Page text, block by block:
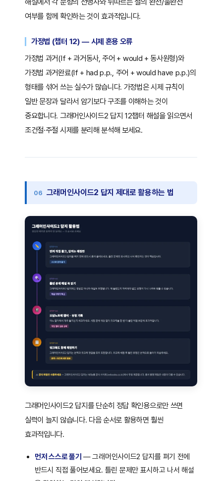
해설에서 각 문항의 선행사와 뒤따르는 절의 완전/불완전
여부를 함께 확인하는 것이 효과적입니다.
가정법 (챕터 12) — 시제 혼용 오류
가정법 과거(If + 과거동사, 주어 + would + 동사원형)와
가정법 과거완료(If + had p.p., 주어 + would have p.p.)의
형태를 섞어 쓰는 실수가 많습니다. 가정법은 시제 규칙이
일반 문장과 달라서 암기보다 구조를 이해하는 것이
중요합니다. 그래머인사이드2 답지 12챕터 해설을 읽으면서
조건절·주절 시제를 분리해 분석해 보세요.
그래머인사이드2 답지 제대로 활용하는 법
그래머인사이드2 답지를 단순히 정답 확인용으로만 쓰면
실력이 늘지 않습니다. 다음 순서로 활용하면 훨씬
효과적입니다.
먼저 스스로 풀기 — 그래머인사이드2 답지를 펴기 전에
반드시 직접 풀어보세요. 틀린 문제만 표시하고 나서 해설